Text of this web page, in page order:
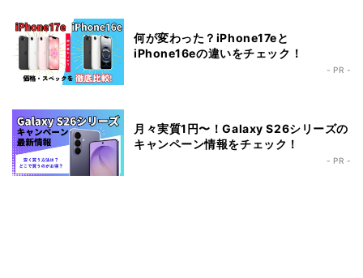
何が変わった？iPhone17eと
iPhone16eの違いをチェック！
- PR -
月々実質1円〜！Galaxy S26シリーズの
キャンペーン情報をチェック！
- PR -